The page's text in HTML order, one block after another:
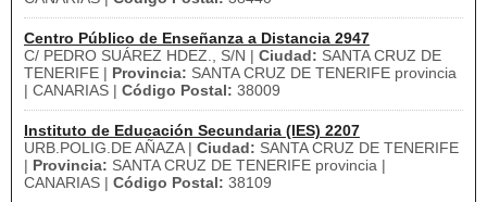
Centro Público de Enseñanza a Distancia 2947
C/ PEDRO SUÁREZ HDEZ., S/N | Ciudad: SANTA CRUZ DE
TENERIFE | Provincia: SANTA CRUZ DE TENERIFE provincia
| CANARIAS | Código Postal: 38009
Instituto de Educación Secundaria (IES) 2207
URB.POLIG.DE AÑAZA | Ciudad: SANTA CRUZ DE TENERIFE
| Provincia: SANTA CRUZ DE TENERIFE provincia |
CANARIAS | Código Postal: 38109